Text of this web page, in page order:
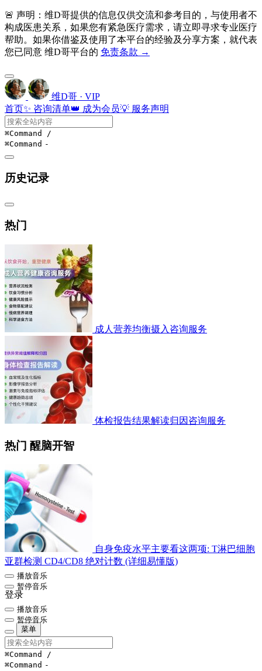
🚨 声明：维D哥提供的信息仅供交流和参考目的，与使用者不
构成医患关系，如果您有紧急医疗需求，请立即寻求专业医疗
帮助。如果你借鉴及使用了本平台的经验及分享方案，就代表
您已同意 维D哥平台的 免责条款 →
维D哥 · VIP
首页✨ 咨询清单👑 成为会员💡 服务声明
⌘Command /
⌘Command -
历史记录
热门
成人营养均衡摄入咨询服务
体检报告结果解读归因咨询服务
热门 醒脑开智
自身免疫水平主要看这两项: T淋巴细胞
亚群检测 CD4/CD8 绝对计数 (详细易懂版)
播放音乐
暂停音乐
登录
播放音乐
暂停音乐
菜单
⌘Command /
⌘Command -